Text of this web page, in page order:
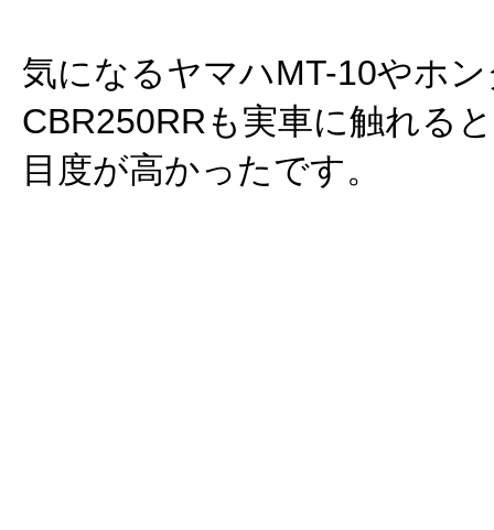
気になるヤマハMT-10やホ
CBR250RRも実車に触れる
目度が高かったです。